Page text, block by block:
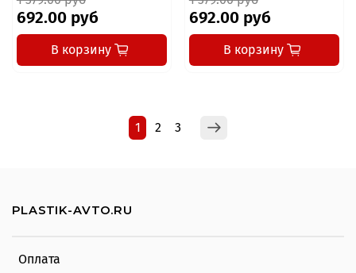
692.00 руб
В корзину
692.00 руб
В корзину
1 2 3
Оплата
PLASTIK-AVTO.RU